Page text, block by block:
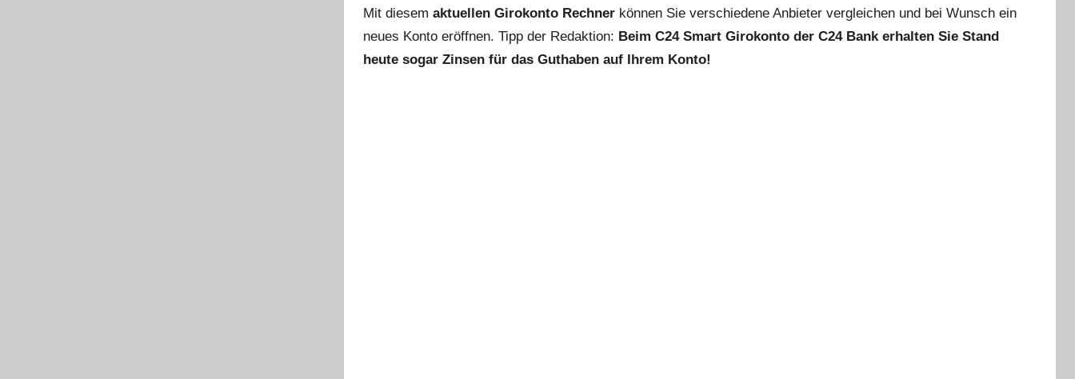
Mit diesem aktuellen Girokonto Rechnerkönnen Sie verschiedene Anbieter vergleichen und bei Wunsch ein
neues Konto eröffnen. Tipp der Redaktion: Beim C24 Smart Girokonto der C24 Bank erhalten Sie Stand
heute sogar Zinsen für das Guthaben auf Ihrem Konto!